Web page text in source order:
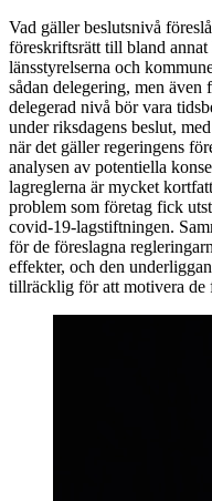
Vad gäller beslutsnivå
föreskriftsrätt till bland
länsstyrelserna och
sådan delegering, men även
delegerad nivå bör vara
under riksdagens beslut,
när det gäller regeringens
analysen av potentiella
lagreglerna är mycket
problem som företag fick
covid-19-lagstiftningen.
för de föreslagna
effekter, och den
tillräcklig för att motivera de